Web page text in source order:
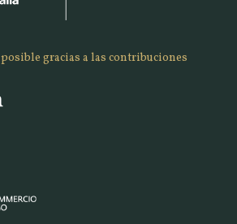
gracias a las contribuciones